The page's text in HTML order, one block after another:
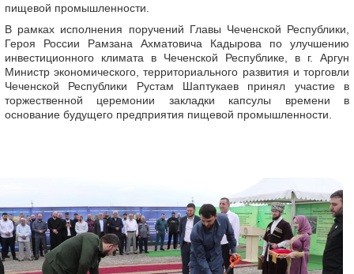
ПРЕСС-ЦЕНТР
ПРОТИВОДЕЙСТВИЕ КОРРУПЦИИ
АНТИТЕРРОР
пищевой промышленности.
В рамках исполнения поручений Главы Чеченской Республики,
Героя России Рамзана Ахматовича Кадырова по улучшению
инвестиционного климата в Чеченской Республике, в г. Аргун
Министр экономического, территориального развития и торговли
Чеченской Республики Рустам Шаптукаев принял участие в
торжественной церемонии закладки капсулы времени в
основание будущего предприятия пищевой промышленности.